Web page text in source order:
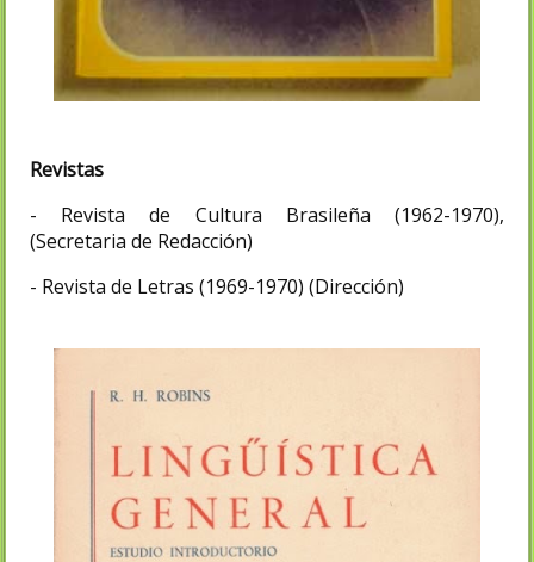
Revistas
- Revista de Cultura Brasileña (1962-1970),
(Secretaria de Redacción)
- Revista de Letras (1969-1970) (Dirección)